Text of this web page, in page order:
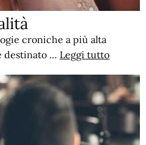
croniche a più alta
destinato … Leggi tutto